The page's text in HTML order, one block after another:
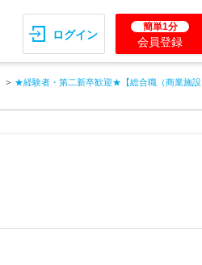
ログイン
簡単1分
会員登録
★経験者・第二新卒歓迎★【総合職（商業施設